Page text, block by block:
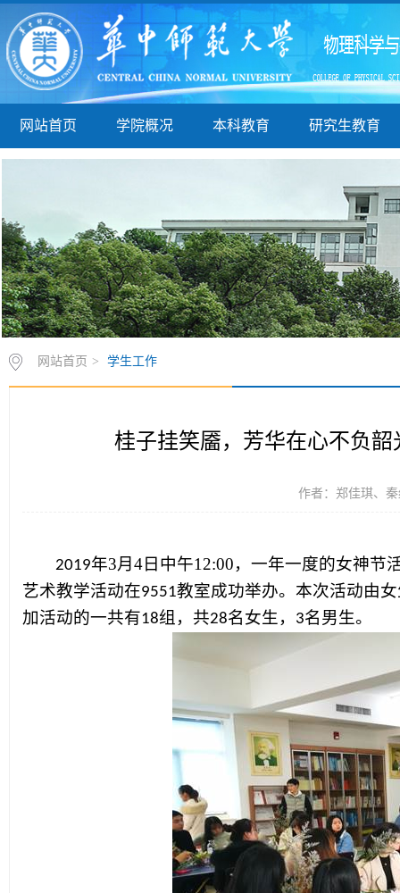
网站首页 学院概况 本科教育 研究生教育
网站首页 > 学生工作
桂子挂笑靥，芳华在心不负
作者：郑佳琪、
2019年3月4日中午12:00，一年一度的女神节
艺术教学活动在9551教室成功举办。本次活动由
加活动的一共有18组，共28名女生， 3名男生。